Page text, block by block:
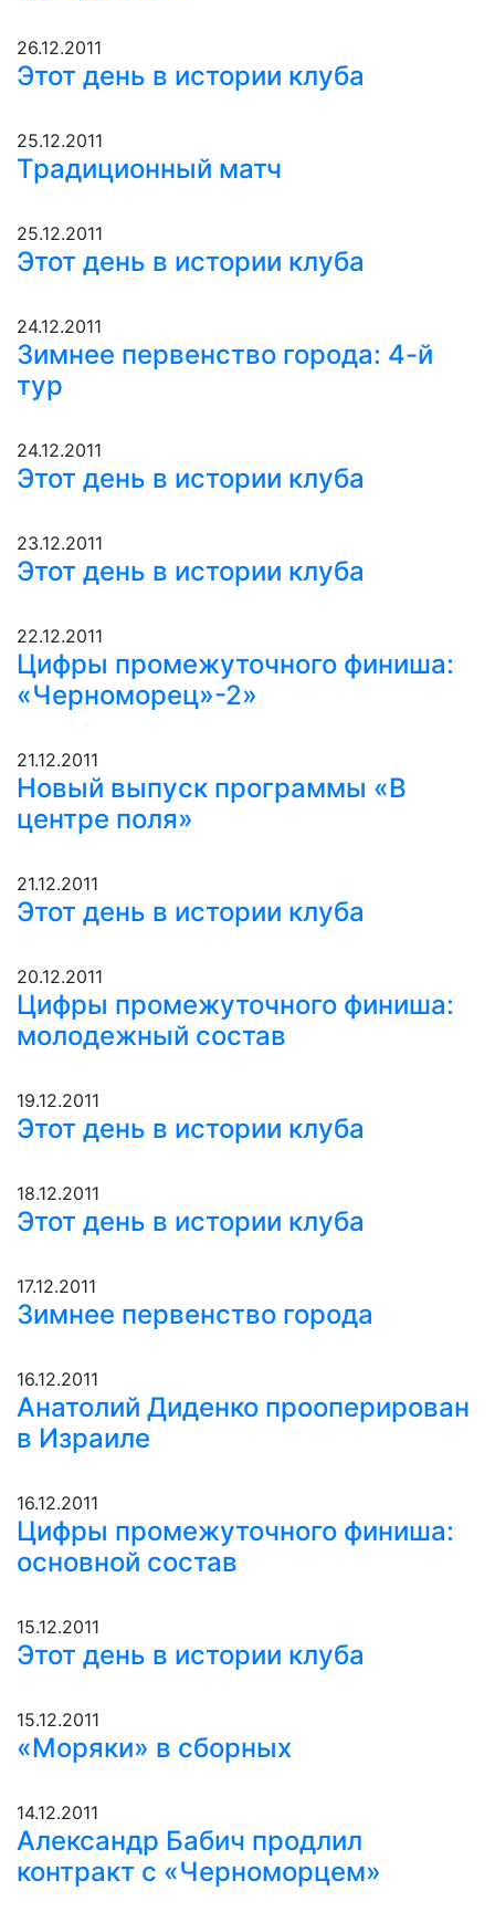
26.12.2011
Этот день в истории клуба
25.12.2011
Традиционный матч
25.12.2011
Этот день в истории клуба
24.12.2011
Зимнее первенство города: 4-й
тур
24.12.2011
Этот день в истории клуба
23.12.2011
Этот день в истории клуба
22.12.2011
Цифры промежуточного финиша:
«Черноморец»-2»
21.12.2011
Новый выпуск программы «В
центре поля»
21.12.2011
Этот день в истории клуба
20.12.2011
Цифры промежуточного финиша:
молодежный состав
19.12.2011
Этот день в истории клуба
18.12.2011
Этот день в истории клуба
17.12.2011
Зимнее первенство города
16.12.2011
Анатолий Диденко прооперирован
в Израиле
16.12.2011
Цифры промежуточного финиша:
основной состав
15.12.2011
Этот день в истории клуба
15.12.2011
«Моряки» в сборных
14.12.2011
Александр Бабич продлил
контракт с «Черноморцем»